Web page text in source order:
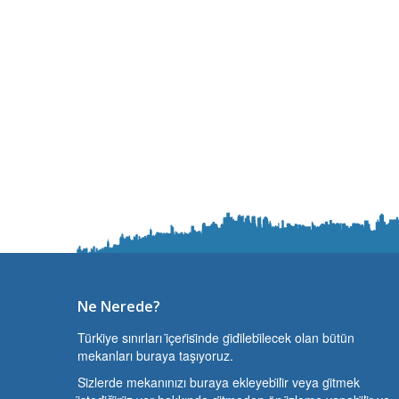
Ne Nerede?
Türki̇ye sınırları i̇çeri̇si̇nde gi̇di̇lebi̇lecek olan bütün
mekanları buraya taşıyoruz.
Si̇zlerde mekanınızı buraya ekleyebi̇li̇r veya gi̇tmek